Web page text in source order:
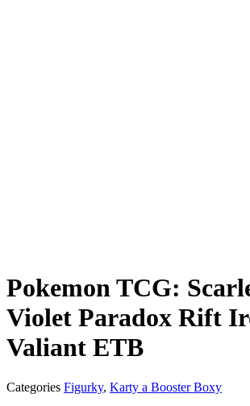
Pokemon TCG:
Violet Paradox Rift
Valiant ETB
Categories Figurky, Karty a Booster Boxy